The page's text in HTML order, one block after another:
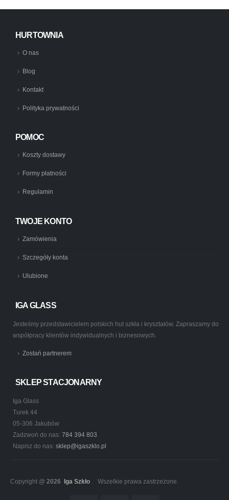
HURTOWNIA
O nas
Blog
Kontakt
Polityka prywatności
POMOC
Koszty dostawy
Formy płatności
Regulamin
TWOJE KONTO
Zamówienia
Szczegóły konta
Ulubione
IGA GLASS
Jesteśmy przedstawicielem polskich hut szkła i kryształów. Zapraszamy do
współpracy klientów indywidualnych i biznesowych.
Zostań partnerem
SKLEP STACJONARNY
Iga Glass
Turek 44
05-306 Jakubów
Zadzwoń do nas: 784 394 803
Napisz do nas: sklep@igaszklo.pl
Copyright @ 2026 Iga Szkło . Wszelkie prawa zastrzeżone.